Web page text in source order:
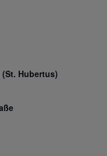
Hubertus)